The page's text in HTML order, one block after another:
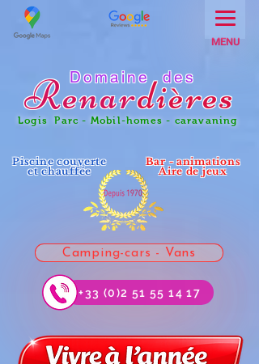
MENU
Domaine des
Renardières
Parc - Mobil-homes - caravaning
Piscine couverte
et chauffée
Bar - animations
Aire de jeux
Camping-cars - Vans
+33 (0)2 51 55 14 17